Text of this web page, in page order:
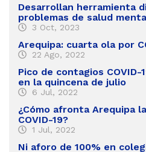
Desarrollan herramienta
problemas de salud
3 Oct, 2023
Arequipa: cuarta ola por
22 Ago, 2022
Pico de contagios
en la quincena de julio
6 Jul, 2022
¿Cómo afronta Arequipa
COVID-19?
1 Jul, 2022
Ni aforo de 100% en